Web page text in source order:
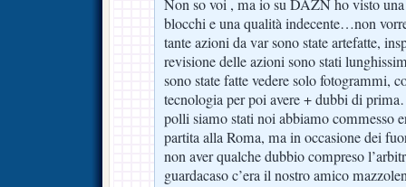
Non so voi , ma io su DAZN ho visto
blocchi e una qualità indecente…non
tante azioni da var sono state artefatte,
revisione delle azioni sono stati
sono state fatte vedere solo fotogrammi,
tecnologia per poi avere + dubbi di
polli siamo stati noi abbiamo commesso
partita alla Roma, ma in occasione dei
non aver qualche dubbio compreso
guardacaso c’era il nostro amico